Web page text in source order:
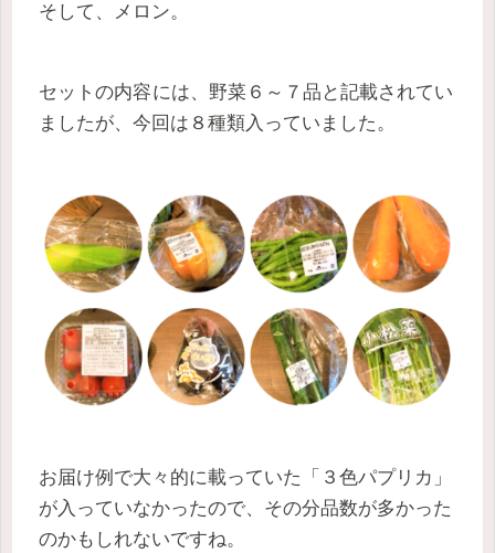
そして、メロン。
セットの内容には、野菜６～７品と記載されてい
ましたが、今回は８種類入っていました。
お届け例で大々的に載っていた「３色パプリカ」
が入っていなかったので、その分品数が多かった
のかもしれないですね。